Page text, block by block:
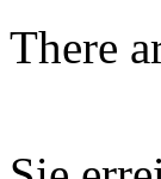
There